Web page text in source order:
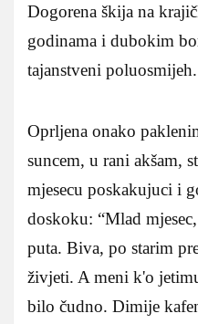
Dogorena škija na
godinama i dubokim
tajanstveni poluosmijeh.
Oprljena onako
suncem, u rani akšam,
mjesecu poskakujuci i
doskoku: “Mlad
puta. Biva, po starim
živjeti. A meni k'o
bilo čudno. Dimije